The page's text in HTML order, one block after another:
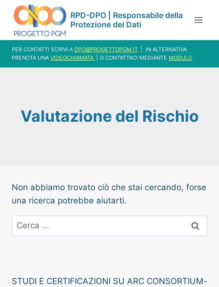
Salta
contenuto
RPD-DPO | Responsabile della
Protezione dei Dati
PER CONTATTI SCRIVI A DPO@PROGETTOPGM.IT | IN ALTERNATIVA
PRENOTA UNA VIDEOCHIAMATA | O CONTATTACI MEDIANTE MODULO
Valutazione del Rischio
Non abbiamo trovato ciò che stai cercando, forse
una ricerca potrebbe aiutarti.
Ricerca
per:
STUDI E CERTIFICAZIONI SU ARC CONSORTIUM-